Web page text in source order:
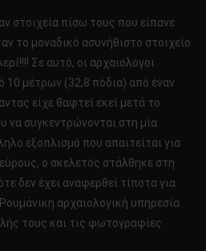
στοιχεία πίσω τους που είπανε
το μοναδικό ασυνήθιστο στοιχείο
Σε αυτό, οι αρχαιολόγοι
10 μέτρων (32,8 πόδια) από έναν
είχε θαφτεί εκεί μετά το
να συγκεντρώνονται στη μία
εξοπλισμό που απαιτείται για
ο σκελετός στάλθηκε στη
δεν έχει αναφερθεί τίποτα για
αρχαιολογική υπηρεσία
τους και τις φωτογραφίες